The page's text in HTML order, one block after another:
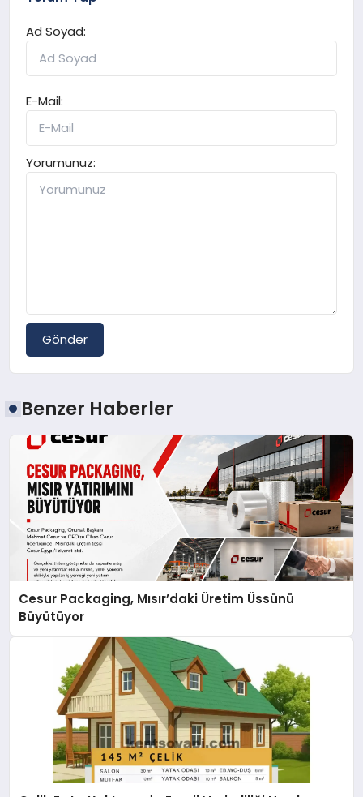
Ad Soyad:
E-Mail:
Yorumunuz:
Gönder
Benzer Haberler
Cesur Packaging, Mısır’daki Üretim Üssünü
Büyütüyor